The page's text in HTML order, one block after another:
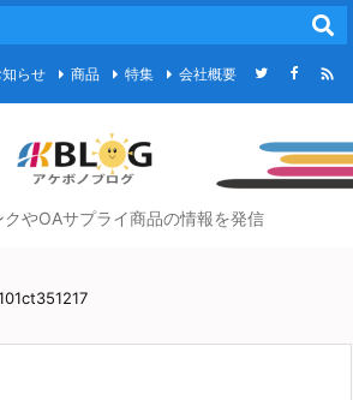
知らせ 商品 特集 会社概要 
クやOAサプライ商品の情報を発信